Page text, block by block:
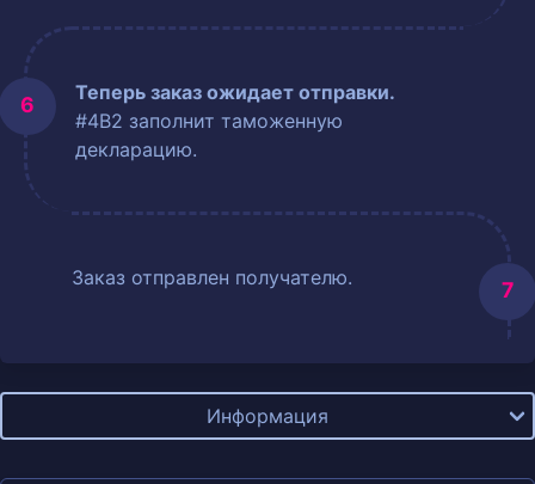
Теперь заказ ожидает отправки.
#4B2 заполнит таможенную
декларацию.
Заказ отправлен получателю.
Информация